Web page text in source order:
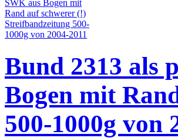
Bund 2313 als
Bogen mit
500-1000g von